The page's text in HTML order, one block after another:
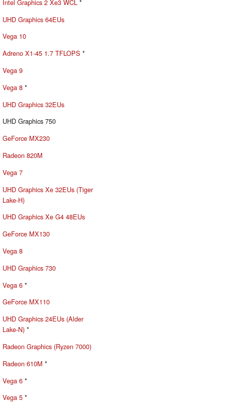
Intel Graphics 2 Xe3 WCL *
UHD Graphics 64EUs
Vega 10
Adreno X1-45 1.7 TFLOPS *
Vega 9
Vega 8 *
UHD Graphics 32EUs
UHD Graphics 750
GeForce MX230
Radeon 820M
Vega 7
UHD Graphics Xe 32EUs (Tiger
Lake-H)
UHD Graphics Xe G4 48EUs
GeForce MX130
Vega 8
UHD Graphics 730
Vega 6 *
GeForce MX110
UHD Graphics 24EUs (Alder
Lake-N) *
Radeon Graphics (Ryzen 7000)
Radeon 610M *
Vega 6 *
Vega 5 *